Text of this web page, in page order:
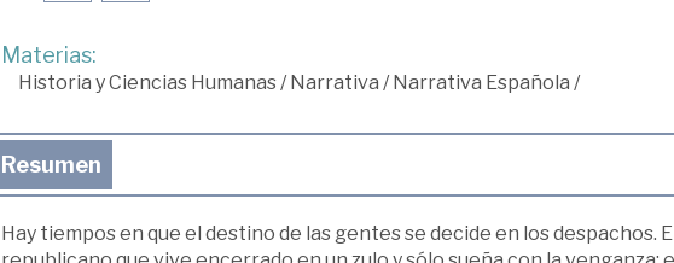
Materias:
Historia y Ciencias Humanas/Narrativa /Narrativa Española /
Resumen
Hay tiempos en que el destino de las gentes se decide en los despachos.